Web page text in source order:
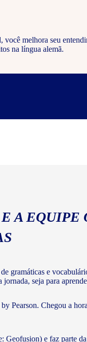
você melhora seu
na língua alemã.
A EQUIPE
gramáticas e
seja para
Pearson. Chegou a
Geofusion) e faz parte